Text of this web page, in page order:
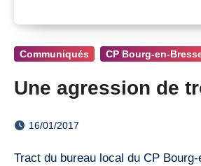
Communiqués CP Bourg-en-
Une agression de
16/01/2017
Tract du bureau local du CP Bourg-en-Bresse